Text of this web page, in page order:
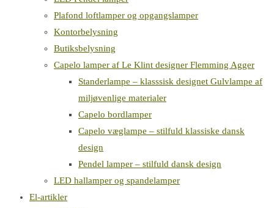
Plafond loftlamper og opgangslamper
Kontorbelysning
Butiksbelysning
Capelo lamper af Le Klint designer Flemming Agger
Standerlampe – klasssisk designet Gulvlampe af
miljøvenlige materialer
Capelo bordlamper
Capelo væglampe – stilfuld klassiske dansk
design
Pendel lamper – stilfuld dansk design
LED hallamper og spandelamper
El-artikler